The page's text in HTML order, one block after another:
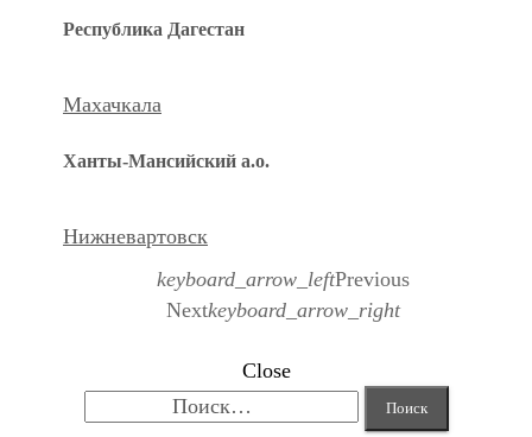
Республика Дагестан
Махачкала
Ханты-Мансийский а.о.
Нижневартовск
keyboard_arrow_leftPrevious
Nextkeyboard_arrow_right
Close